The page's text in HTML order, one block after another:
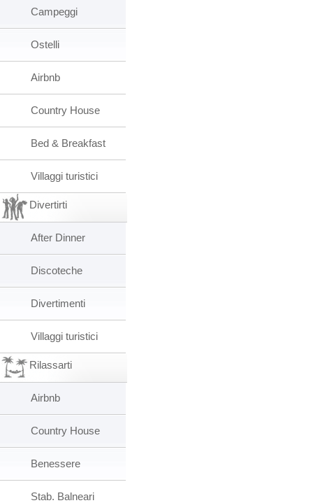
Campeggi
Ostelli
Airbnb
Country House
Bed & Breakfast
Villaggi turistici
Divertirti
After Dinner
Discoteche
Divertimenti
Villaggi turistici
Rilassarti
Airbnb
Country House
Benessere
Stab. Balneari